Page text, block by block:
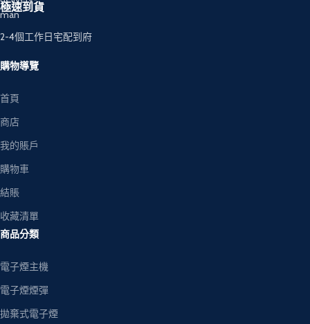
極速到貨
2-4個工作日宅配到府
購物導覽
首頁
商店
我的賬戶
購物車
結賬
收藏清單
商品分類
電子煙主機
電子煙煙彈
拋棄式電子煙